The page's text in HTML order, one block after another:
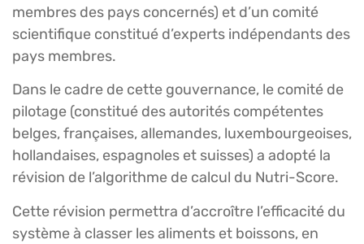
membres des pays concernés) et d’un comité
scientifique constitué d’experts indépendants des
pays membres.
Dans le cadre de cette gouvernance, le comité de
pilotage (constitué des autorités compétentes
belges, françaises, allemandes, luxembourgeoises,
hollandaises, espagnoles et suisses) a adopté la
révision de l’algorithme de calcul du Nutri-Score.
Cette révision permettra d’accroître l’efficacité du
système à classer les aliments et boissons, en